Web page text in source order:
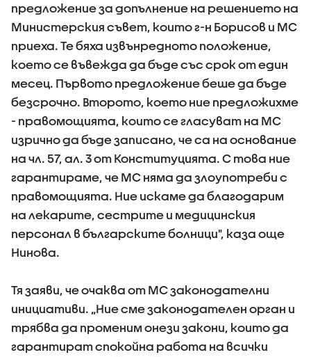
предложение за допълнение на решението на
Министерския съвет, които г-н Борисов и МС
приеха. Те бяха извънредното положение,
което се въвежда да бъде със срок от един
месец. Първото предложение беше да бъде
безсрочно. Второто, което ние предложихме
- правомощията, които се гласуват на МС
изрично да бъде записано, че са на основание
на чл. 57, ал. 3 от Конституцията. С това ние
гарантираме, че МС няма да злоупотреби с
правомощията. Ние искаме да благодарим
на лекарите, сестрите и медицинския
персонал в българските болници", каза още
Нинова.
Тя заяви, че очаква от МС законодателни
инициативи. „Ние сме законодателен орган и
трябва да променим онези закони, които да
гарантират спокойна работа на всички